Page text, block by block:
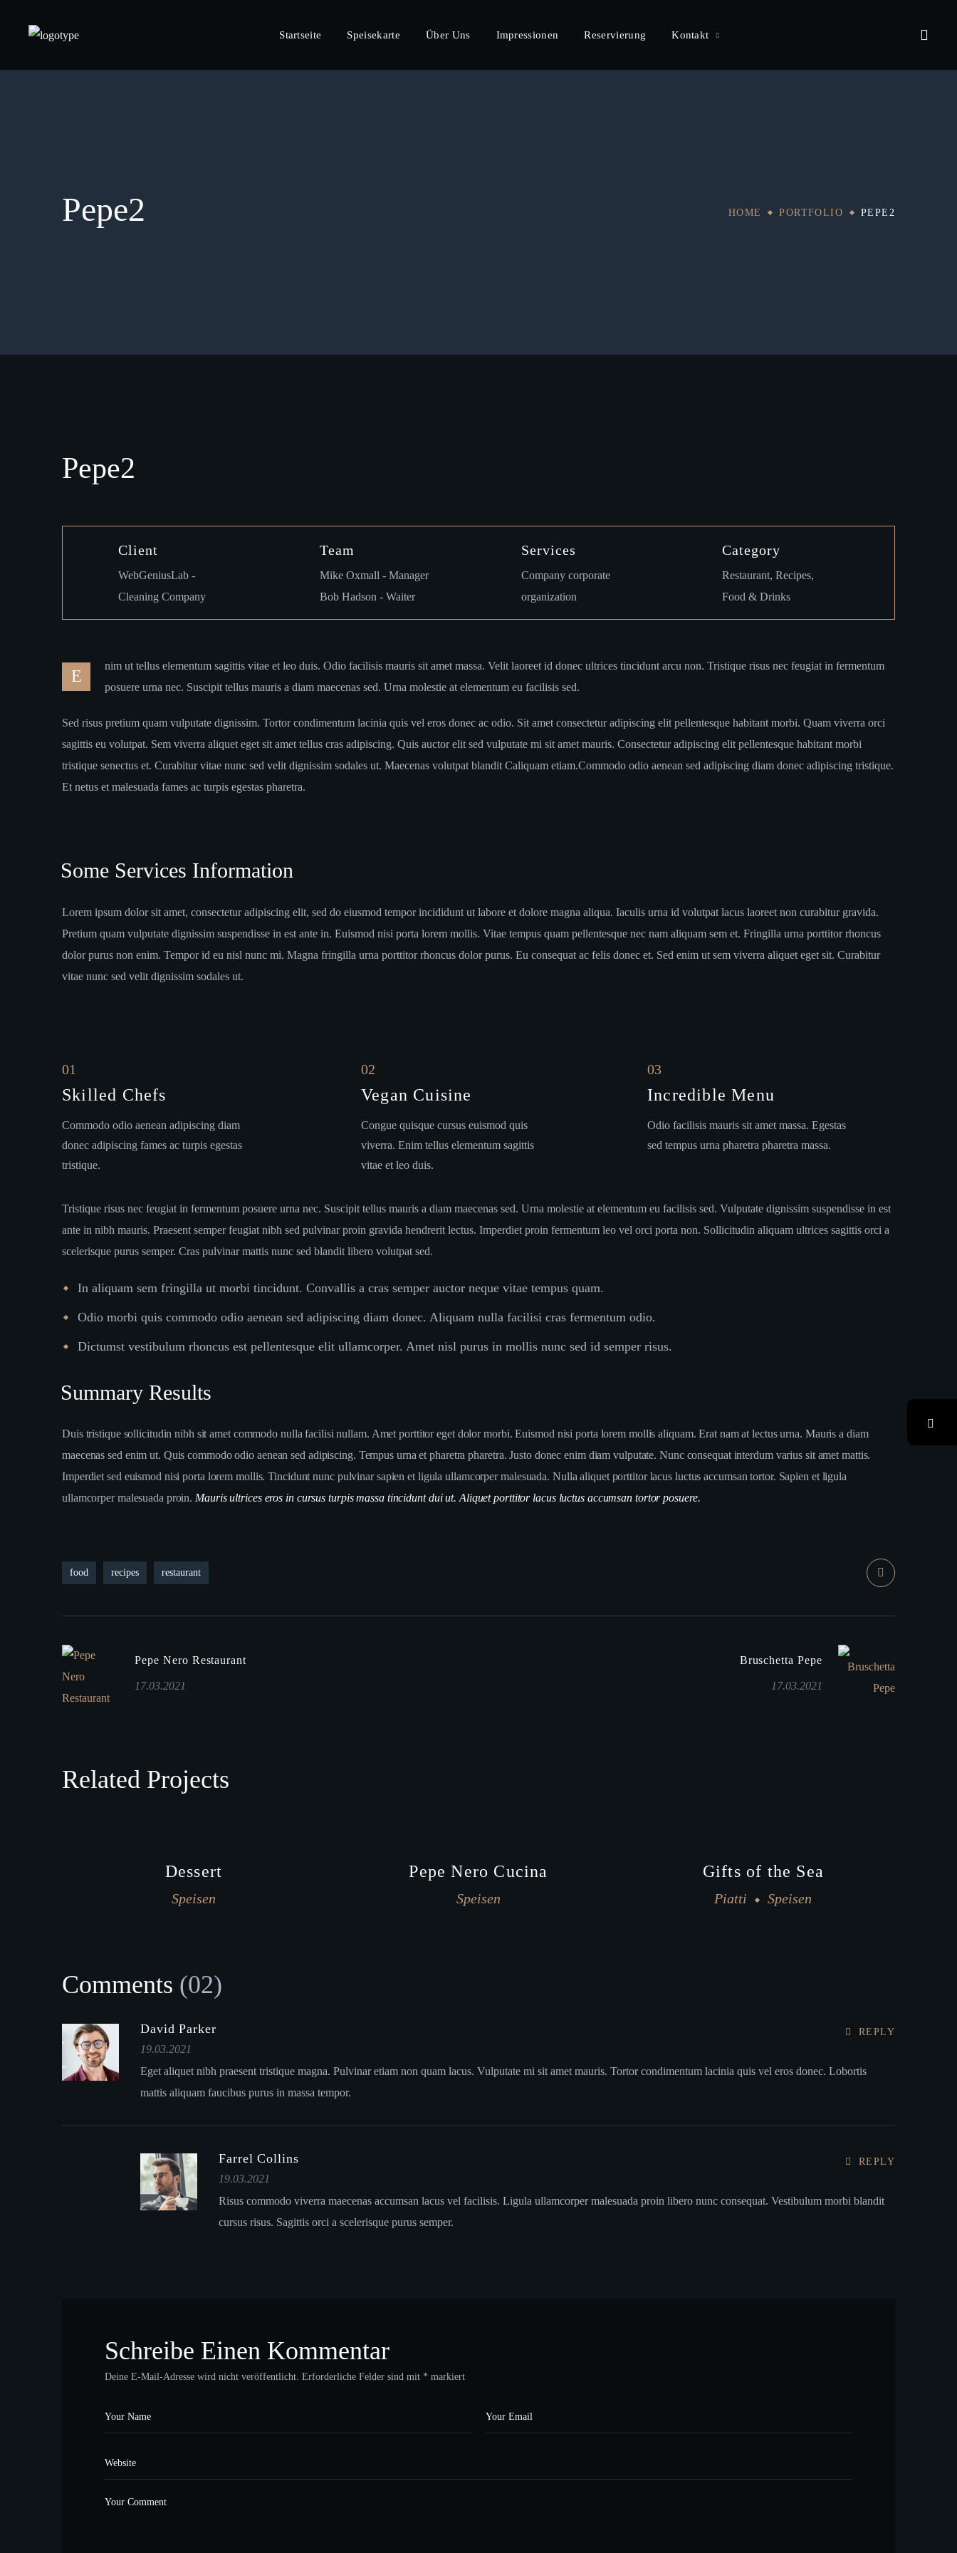
Startseite Speisekarte Über Uns Impressionen Reservierung Kontakt
Pepe2 HOME PORTFOLIO PEPE2
Pepe2
Client
WebGeniusLab -
Cleaning Company
Team
Mike Oxmall - Manager
Bob Hadson - Waiter
Services
Company corporate
organization
Category
Restaurant, Recipes,
Food & Drinks
E
nim ut tellus elementum sagittis vitae et leo duis. Odio facilisis mauris sit amet massa. Velit laoreet id donec ultrices tincidunt arcu non. Tristique risus nec feugiat in fermentum
posuere urna nec. Suscipit tellus mauris a diam maecenas sed. Urna molestie at elementum eu facilisis sed.
Sed risus pretium quam vulputate dignissim. Tortor condimentum lacinia quis vel eros donec ac odio. Sit amet consectetur adipiscing elit pellentesque habitant morbi. Quam viverra orci
sagittis eu volutpat. Sem viverra aliquet eget sit amet tellus cras adipiscing. Quis auctor elit sed vulputate mi sit amet mauris. Consectetur adipiscing elit pellentesque habitant morbi
tristique senectus et. Curabitur vitae nunc sed velit dignissim sodales ut. Maecenas volutpat blandit Caliquam etiam.Commodo odio aenean sed adipiscing diam donec adipiscing tristique.
Et netus et malesuada fames ac turpis egestas pharetra.
Some Services Information
Lorem ipsum dolor sit amet, consectetur adipiscing elit, sed do eiusmod tempor incididunt ut labore et dolore magna aliqua. Iaculis urna id volutpat lacus laoreet non curabitur gravida.
Pretium quam vulputate dignissim suspendisse in est ante in. Euismod nisi porta lorem mollis. Vitae tempus quam pellentesque nec nam aliquam sem et. Fringilla urna porttitor rhoncus
dolor purus non enim. Tempor id eu nisl nunc mi. Magna fringilla urna porttitor rhoncus dolor purus. Eu consequat ac felis donec et. Sed enim ut sem viverra aliquet eget sit. Curabitur
vitae nunc sed velit dignissim sodales ut.
01
Skilled Chefs
Commodo odio aenean adipiscing diam
donec adipiscing fames ac turpis egestas
tristique.
02
Vegan Cuisine
Congue quisque cursus euismod quis
viverra. Enim tellus elementum sagittis
vitae et leo duis.
03
Incredible Menu
Odio facilisis mauris sit amet massa. Egestas
sed tempus urna pharetra pharetra massa.
Tristique risus nec feugiat in fermentum posuere urna nec. Suscipit tellus mauris a diam maecenas sed. Urna molestie at elementum eu facilisis sed. Vulputate dignissim suspendisse in est
ante in nibh mauris. Praesent semper feugiat nibh sed pulvinar proin gravida hendrerit lectus. Imperdiet proin fermentum leo vel orci porta non. Sollicitudin aliquam ultrices sagittis orci a
scelerisque purus semper. Cras pulvinar mattis nunc sed blandit libero volutpat sed.
In aliquam sem fringilla ut morbi tincidunt. Convallis a cras semper auctor neque vitae tempus quam.
Odio morbi quis commodo odio aenean sed adipiscing diam donec. Aliquam nulla facilisi cras fermentum odio.
Dictumst vestibulum rhoncus est pellentesque elit ullamcorper. Amet nisl purus in mollis nunc sed id semper risus.
Summary Results
Duis tristique sollicitudin nibh sit amet commodo nulla facilisi nullam. Amet porttitor eget dolor morbi. Euismod nisi porta lorem mollis aliquam. Erat nam at lectus urna. Mauris a diam
maecenas sed enim ut. Quis commodo odio aenean sed adipiscing. Tempus urna et pharetra pharetra. Justo donec enim diam vulputate. Nunc consequat interdum varius sit amet mattis.
Imperdiet sed euismod nisi porta lorem mollis. Tincidunt nunc pulvinar sapien et ligula ullamcorper malesuada. Nulla aliquet porttitor lacus luctus accumsan tortor. Sapien et ligula
ullamcorper malesuada proin. Mauris ultrices eros in cursus turpis massa tincidunt dui ut. Aliquet porttitor lacus luctus accumsan tortor posuere.
food recipes restaurant
Pepe Nero Restaurant
17.03.2021
Bruschetta Pepe
17.03.2021
Related Projects
Dessert
Speisen
Pepe Nero Cucina
Speisen
Gifts of the Sea
Piatti Speisen
Comments (02)
David Parker
19.03.2021
Eget aliquet nibh praesent tristique magna. Pulvinar etiam non quam lacus. Vulputate mi sit amet mauris. Tortor condimentum lacinia quis vel eros donec. Lobortis
mattis aliquam faucibus purus in massa tempor.
REPLY
Farrel Collins
19.03.2021
Risus commodo viverra maecenas accumsan lacus vel facilisis. Ligula ullamcorper malesuada proin libero nunc consequat. Vestibulum morbi blandit
cursus risus. Sagittis orci a scelerisque purus semper.
REPLY
Schreibe Einen Kommentar
Deine E-Mail-Adresse wird nicht veröffentlicht. Erforderliche Felder sind mit * markiert